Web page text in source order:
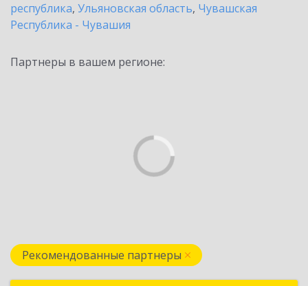
республика, Ульяновская область, Чувашская
Республика - Чувашия
Партнеры в вашем регионе:
Рекомендованные партнеры